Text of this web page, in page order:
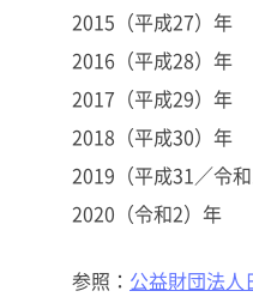
2015（平成27）年
2016（平成28）年
2017（平成29）年
2018（平成30）年
2019（平成31／令
2020（令和2）年
参照： 公益財団法